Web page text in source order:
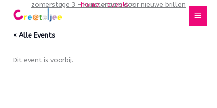
naar
de
home events
zomerstage 3 – kunstenaars door nieuwe brillen
« Alle Events
Dit event is voorbij.